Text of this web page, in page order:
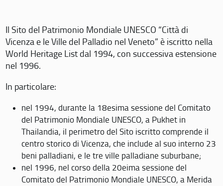
Il Sito del Patrimonio Mondiale UNESCO “Città di
Vicenza e le Ville del Palladio nel Veneto” è iscritto nella
World Heritage List dal 1994, con successiva estensione
nel 1996.
In particolare:
nel 1994, durante la 18esima sessione del Comitato
del Patrimonio Mondiale UNESCO, a Pukhet in
Thailandia, il perimetro del Sito iscritto comprende il
centro storico di Vicenza, che include al suo interno 23
beni palladiani, e le tre ville palladiane suburbane;
nel 1996, nel corso della 20eima sessione del
Comitato del Patrimonio Mondiale UNESCO, a Merida